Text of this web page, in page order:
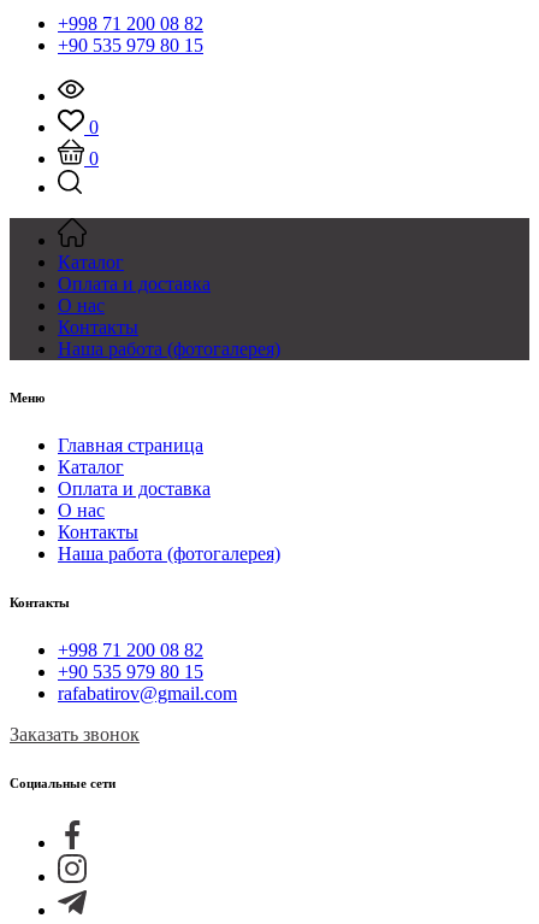
+998 71 200 08 82
+90 535 979 80 15
0
0
Каталог
Оплата и доставка
О нас
Контакты
Наша работа (фотогалерея)
Меню
Главная страница
Каталог
Оплата и доставка
О нас
Контакты
Наша работа (фотогалерея)
Контакты
+998 71 200 08 82
+90 535 979 80 15
rafabatirov@gmail.com
Заказать звонок
Социальные сети